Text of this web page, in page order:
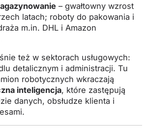
– gwałtowny wzrost
latach; roboty do pakowania i
m.in. DHL i Amazon
też w sektorach usługowych:
detalicznym i administracji. Tu
robotycznych wkraczają
inteligencja, które zastępują
danych, obsłudze klienta i